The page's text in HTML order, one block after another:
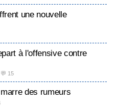
une nouvelle
à l'offensive contre
💬 15
des rumeurs